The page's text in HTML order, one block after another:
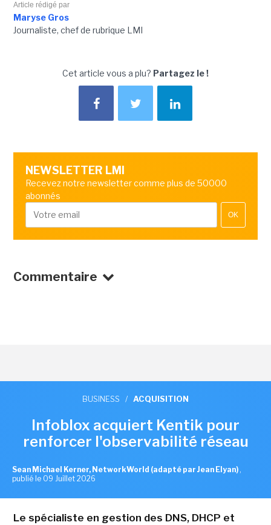
Article rédigé par
Maryse Gros
Journaliste, chef de rubrique LMI
Cet article vous a plu? Partagez le !
NEWSLETTER LMI
Recevez notre newsletter comme plus de 50000
abonnés
OK
Commentaire
BUSINESS / ACQUISITION
Infoblox acquiert Kentik pour
renforcer l'observabilité réseau
Sean Michael Kerner, NetworkWorld (adapté par Jean Elyan) ,
publié le 09 Juillet 2026
Le spécialiste en gestion des DNS, DHCP et